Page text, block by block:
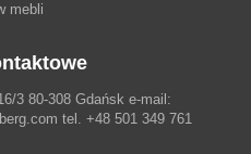
mebli
3 80-308 Gdańsk e-mail:
tel. +48 501 349 761